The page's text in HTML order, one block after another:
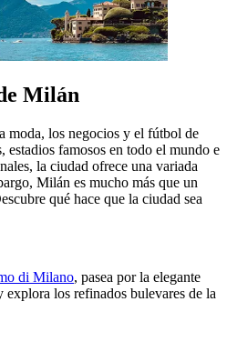
Milán
moda, los negocios y el fútbol de
estadios famosos en todo el mundo e
la ciudad ofrece una variada
Milán es mucho más que un
qué hace que la ciudad sea
di Milano, pasea por la elegante
los refinados bulevares de la